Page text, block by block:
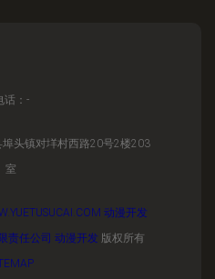
话：-
头镇对垟村西路20号2楼203
室
动漫开发
责任公司 动漫开发 版权所有